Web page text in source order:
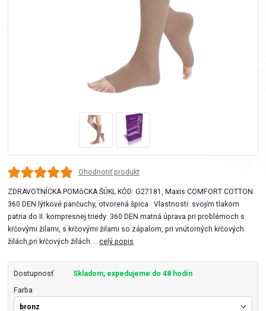
Ohodnotiť produkt
ZDRAVOTNÍCKA POMôCKA ŠÚKL KÓD: G27181, Maxis COMFORT COTTON
360 DEN lýtkové pančuchy, otvorená špica Vlastnosti: svojím tlakom
patria do II. kompresnej triedy: 360 DEN matná úprava pri problémoch s
kŕčovými žilami, s kŕčovými žilami so zápalom, pri vnútorných kŕčových
žilách,pri kŕčových žilách ...celý popis
Dostupnosť Skladom, expedujeme do 48 hodín
Farba